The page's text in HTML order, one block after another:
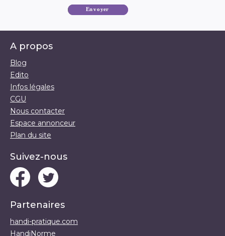
A propos
Blog
Edito
Infos légales
CGU
Nous contacter
Espace annonceur
Plan du site
Suivez-nous
Partenaires
handi-pratique.com
HandiNorme